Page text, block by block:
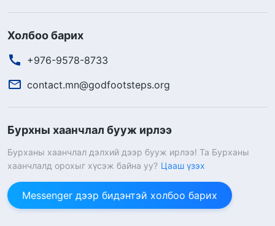
Холбоо барих
+976-9578-8733
contact.mn@godfootsteps.org
Бурхны хаанчлал бууж ирлээ
Бурханы хаанчлал дэлхий дээр бууж ирлээ! Та Бурханы
хаанчлалд орохыг хүсэж байна уу? Цааш үзэх
Messenger дээр бидэнтэй холбоо барих